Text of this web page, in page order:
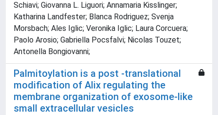
Schiavi; Giovanna L. Liguori; Annamaria Kisslinger;
Katharina Landfester; Blanca Rodriguez; Svenja
Morsbach; Ales Iglic; Veronika Iglic; Laura Corcuera;
Paolo Arosio; Gabriella Pocsfalvi; Nicolas Touzet;
Antonella Bongiovanni;
Palmitoylation is a post -translational
modification of Alix regulating the
membrane organization of exosome-like
small extracellular vesicles